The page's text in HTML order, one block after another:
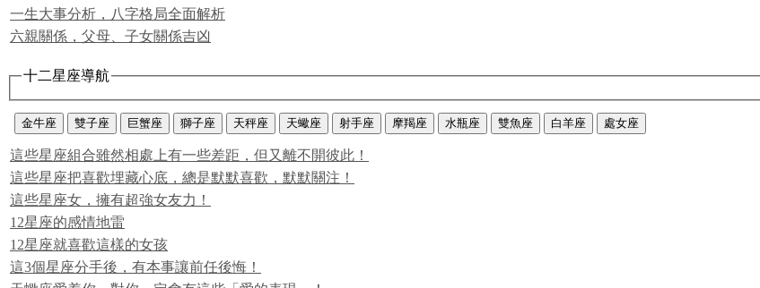
一生大事分析，八字格局全面解析
六親關係，父母、子女關係吉凶
十二星座導航
金牛座 雙子座 巨蟹座 獅子座 天秤座 天蠍座 射手座 摩羯座 水瓶座 雙魚座 白羊座 處女座
這些星座組合雖然相處上有一些差距，但又離不開彼此！
這些星座把喜歡埋藏心底，總是默默喜歡，默默關注！
這些星座女，擁有超強女友力！
12星座的感情地雷
12星座就喜歡這樣的女孩
這3個星座分手後，有本事讓前任後悔！